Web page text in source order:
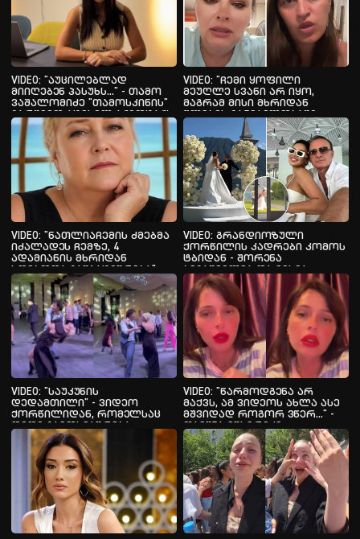
VIDEO: "აუცილებლად
მიიღებენ პასუხს..." - თამო
ვაშალომიძე "თამოსკინის"
გარშემო ატეხილ აჟიოტაჟს
პასუხობს და
კონკურენციისა და
მომხმარებელთა დაცვის
სააგენტოს
გადაწყვეტილებას
ეხმაურება
VIDEO: "ჩემი ყოფილი
მეუღლე სვანი არ იყო,
მაგრამ მისი მხრიდან
წლების განმავლობაში
ძალადობის მსხვერპლი
ვიყავი" - ნატა ვიბლიანის
ამბავს კიდევ ერთი ქალი
ეხმიანება
VIDEO: "ნათლიაჩემის ძმებმა
იძალადეს ჩემზე, 4
ადამიანის მხრიდან
ხდებოდა გაუპატიურება" -
ნატა ვიბლიანი
VIDEO: გრანდიოზული
ქორწილის კადრები კომოს
ტბიდან - შორენა
ბეგაშვილმა და მისმა
რჩეულმა იქორწინეს
VIDEO: "საუკუნის
დედამთილი" - ვიდეო
ქორწილიდან, რომელსაც
დიდი გამოხმაურება
მოჰყვა
VIDEO: "წარმოდგენა არ
მაქვს, ამ ვიდეოს ახლა ასე
მშვიდად როგორ ვწერ..." -
თამუნა მუსერიძე